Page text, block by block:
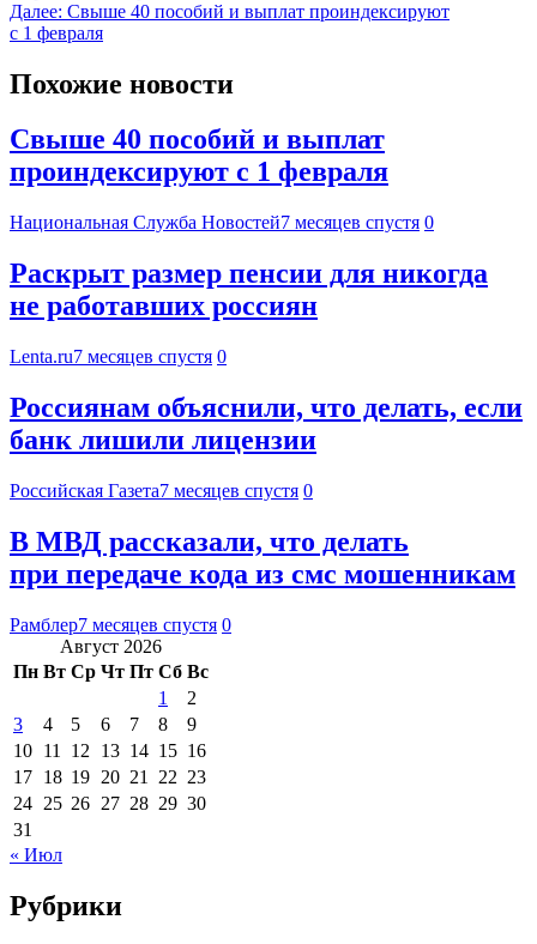
Далее: Свыше 40 пособий и выплат проиндексируют
с 1 февраля
Похожие новости
Свыше 40 пособий и выплат
проиндексируют с 1 февраля
Национальная Служба Новостей7 месяцев спустя 0
Раскрыт размер пенсии для никогда
не работавших россиян
Lenta.ru7 месяцев спустя 0
Россиянам объяснили, что делать, если
банк лишили лицензии
Российская Газета7 месяцев спустя 0
В МВД рассказали, что делать
при передаче кода из смс мошенникам
Рамблер7 месяцев спустя 0
Август 2026
Пн Вт Ср Чт Пт Сб Вс
1
2
3
4 5 6 7 8
9
10 11 12 13 14 15 16
17 18 19 20 21 22 23
24 25 26 27 28 29 30
31
« Июл
Рубрики